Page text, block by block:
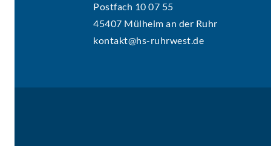
Postfach 10 07 55
45407 Mülheim an der Ruhr
kontakt@hs-ruhrwest.de